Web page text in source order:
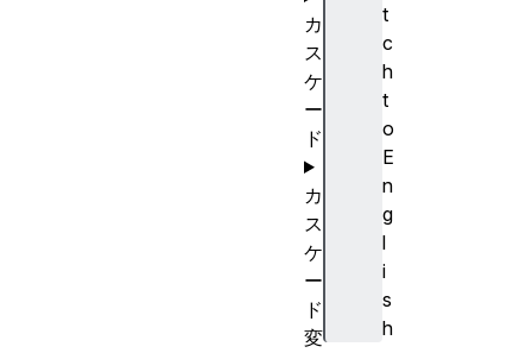
t
c
h
t
o
E
n
g
l
i
s
h
カ
ス
ケ
ー
ド
カ
ス
ケ
ー
ド
変